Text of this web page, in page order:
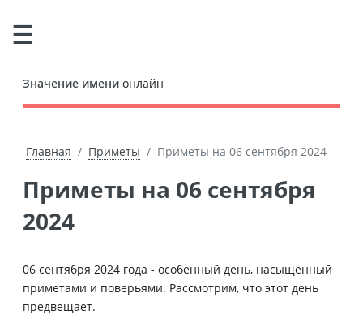
Значение имени онлайн
Главная Приметы Приметы на 06 сентября 2024
Приметы на 06 сентября
2024
06 сентября 2024 года - особенный день, насыщенный
приметами и поверьями. Рассмотрим, что этот день
предвещает.